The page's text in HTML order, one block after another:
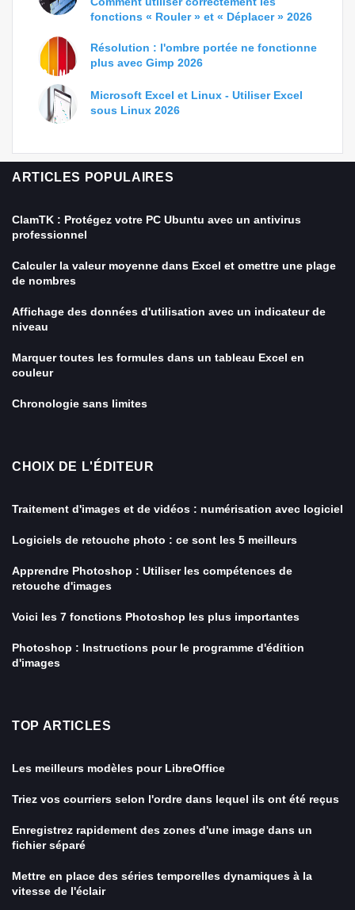
fonctions « Rouler » et « Déplacer » 2026
Résolution : l'ombre portée ne fonctionne
plus avec Gimp 2026
Microsoft Excel et Linux - Utiliser Excel
sous Linux 2026
ARTICLES POPULAIRES
ClamTK : Protégez votre PC Ubuntu avec un antivirus
professionnel
Calculer la valeur moyenne dans Excel et omettre une plage
de nombres
Affichage des données d'utilisation avec un indicateur de
niveau
Marquer toutes les formules dans un tableau Excel en
couleur
Chronologie sans limites
CHOIX DE L'ÉDITEUR
Traitement d'images et de vidéos : numérisation avec logiciel
Logiciels de retouche photo : ce sont les 5 meilleurs
Apprendre Photoshop : Utiliser les compétences de
retouche d'images
Voici les 7 fonctions Photoshop les plus importantes
Photoshop : Instructions pour le programme d'édition
d'images
TOP ARTICLES
Les meilleurs modèles pour LibreOffice
Triez vos courriers selon l'ordre dans lequel ils ont été reçus
Enregistrez rapidement des zones d'une image dans un
fichier séparé
Mettre en place des séries temporelles dynamiques à la
vitesse de l'éclair